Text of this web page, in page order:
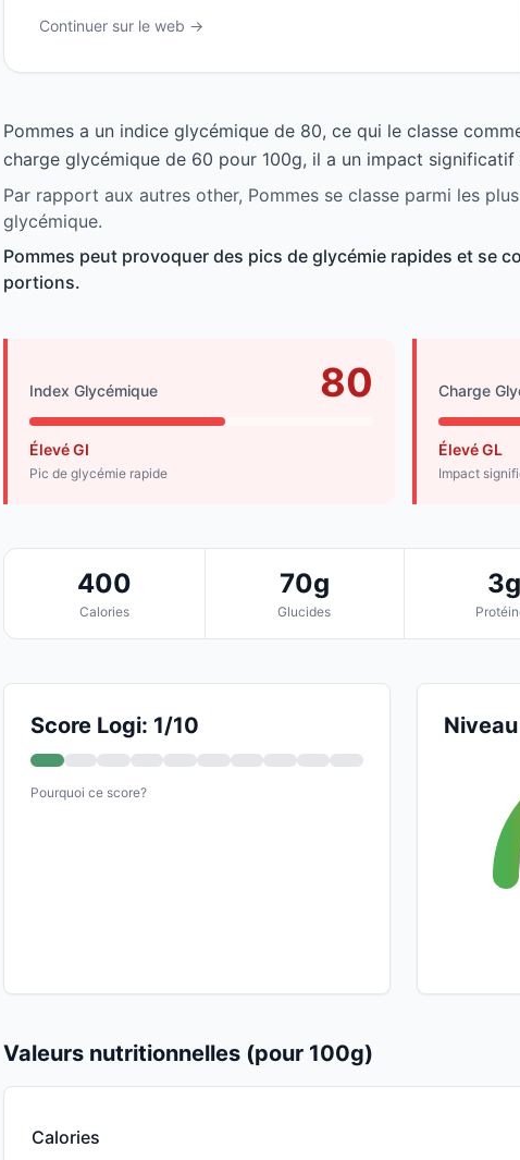
Continuer sur le web →
Pommes a un indice glycémique de 80, ce qui le classe
charge glycémique de 60 pour 100g, il a un impact significatif
Par rapport aux autres other, Pommes se classe parmi les
glycémique.
Pommes peut provoquer des pics de glycémie rapides et se
portions.
Index Glycémique 80
Élevé GI
Pic de glycémie rapide
Charge
Élevé GL
Impact
400
Calories
70g
Glucides
3g
Score Logi: 1/10
Pourquoi ce score?
Valeurs nutritionnelles (pour 100g)
Calories